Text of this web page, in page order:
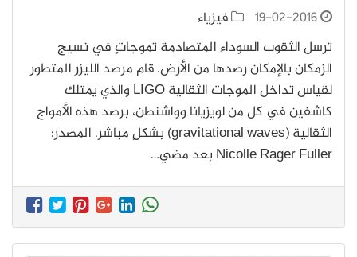
19-02-2016
فيزياء
ترسل الثقوب السوداء المتصادمة تموجاتٍ في نسيج
الزمكان بالإمكان رصدها من الأرض. قام مرصد الليزر المتطور
لقياس تداخل الموجات الثقالية LIGO والذي يمتلك
كاشفين في كل من لويزيانا وواشنطن، برصد هذه الأمواج
الثقالية (gravitational waves) بشكلٍ مباشر. المصدر:
Nicolle Rager Fuller بعد مضي…